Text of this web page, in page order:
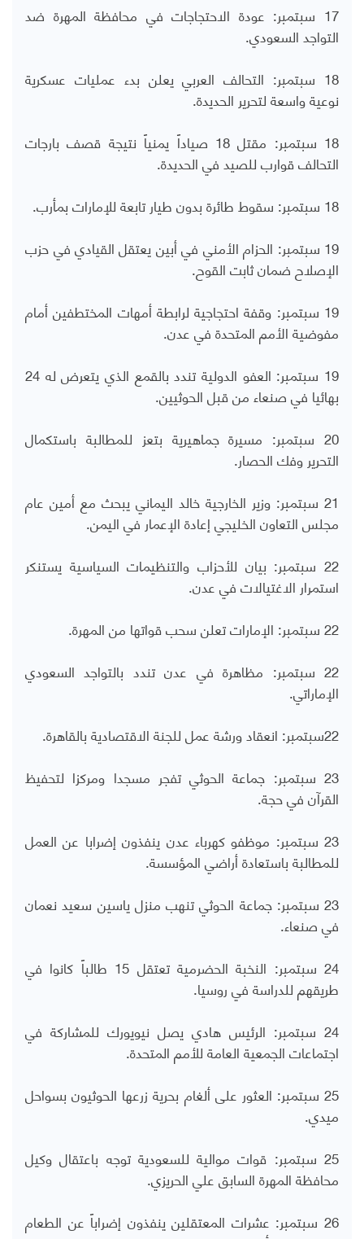
17 سبتمبر: عودة الاحتجاجات في محافظة المهرة ضد
التواجد السعودي.
18 سبتمبر: التحالف العربي يعلن بدء عمليات عسكرية
نوعية واسعة لتحرير الحديدة.
18 سبتمبر: مقتل 18 صياداً يمنياً نتيجة قصف بارجات
التحالف قوارب للصيد في الحديدة.
18 سبتمبر: سقوط طائرة بدون طيار تابعة للإمارات بمأرب.
19 سبتمبر: الحزام الأمني في أبين يعتقل القيادي في حزب
الإصلاح ضمان ثابت القوح.
19 سبتمبر: وقفة احتجاجية لرابطة أمهات المختطفين أمام
مفوضية الأمم المتحدة في عدن.
19 سبتمبر: العفو الدولية تندد بالقمع الذي يتعرض له 24
بهائيا في صنعاء من قبل الحوثيين.
20 سبتمبر: مسيرة جماهيرية بتعز للمطالبة باستكمال
التحرير وفك الحصار.
21 سبتمبر: وزير الخارجية خالد اليماني يبحث مع أمين عام
مجلس التعاون الخليجي إعادة الإعمار في اليمن.
22 سبتمبر: بيان للأحزاب والتنظيمات السياسية يستنكر
استمرار الاغتيالات في عدن.
22 سبتمبر: الإمارات تعلن سحب قواتها من المهرة.
22 سبتمبر: مظاهرة في عدن تندد بالتواجد السعودي
الإماراتي.
22سبتمبر: انعقاد ورشة عمل للجنة الاقتصادية بالقاهرة.
23 سبتمبر: جماعة الحوثي تفجر مسجدا ومركزا لتحفيظ
القرآن في حجة.
23 سبتمبر: موظفو كهرباء عدن ينفذون إضرابا عن العمل
للمطالبة باستعادة أراضي المؤسسة.
23 سبتمبر: جماعة الحوثي تنهب منزل ياسين سعيد نعمان
في صنعاء.
24 سبتمبر: النخبة الحضرمية تعتقل 15 طالباً كانوا في
طريقهم للدراسة في روسيا.
24 سبتمبر: الرئيس هادي يصل نيويورك للمشاركة في
اجتماعات الجمعية العامة للأمم المتحدة.
25 سبتمبر: العثور على ألغام بحرية زرعها الحوثيون بسواحل
ميدي.
25 سبتمبر: قوات موالية للسعودية توجه باعتقال وكيل
محافظة المهرة السابق علي الحريزي.
26 سبتمبر: عشرات المعتقلين ينفذون إضراباً عن الطعام